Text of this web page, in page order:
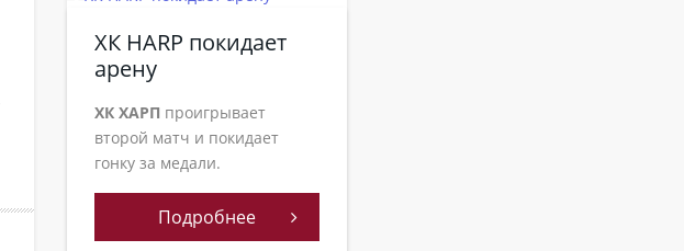
ХК HARP покидает
арену
ХК ХАРП проигрывает
второй матч и покидает
гонку за медали.
Подробнее